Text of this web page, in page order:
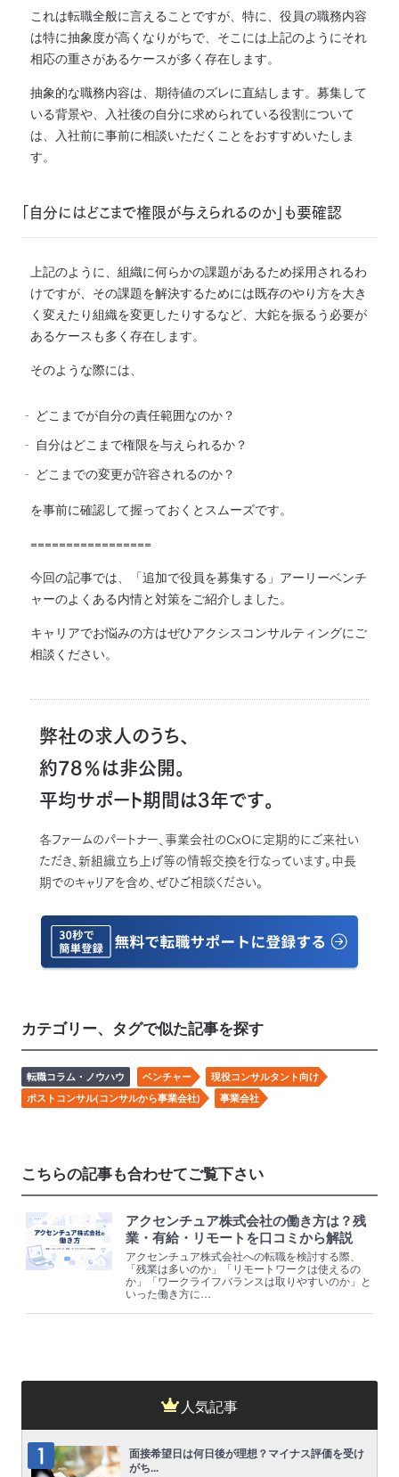
これは転職全般に言えることですが、特に、役員の職務内容
は特に抽象度が高くなりがちで、そこには上記のようにそれ
相応の重さがあるケースが多く存在します。
抽象的な職務内容は、期待値のズレに直結します。 募集して
いる背景や、入社後の自分に求められている役割について
は、入社前に事前に相談いただくことをおすすめいたしま
す。
「自分にはどこまで権限が与えられるのか」も要確認
上記のように、組織に何らかの課題があるため採用されるわ
けですが、その課題を解決するためには既存のやり方を大き
く変えたり組織を変更したりするなど、大鉈を振るう必要が
あるケースも多く存在します。
そのような際には、
どこまでが自分の責任範囲なのか？
自分はどこまで権限を与えられるか？
どこまでの変更が許容されるのか？
を事前に確認して握っておくとスムーズです。
=================
今回の記事では、「追加で役員を募集する」アーリーベンチ
ャーのよくある内情と対策をご紹介しました。
キャリアでお悩みの方はぜひアクシスコンサルティングにご
相談ください。
弊社の求人のうち、
約78％は非公開。
平均サポート期間は3年です。
各ファームのパートナー、事業会社のCxOに定期的にご来社い
ただき、新組織立ち上げ等の情報交換を行なっています。中長
期でのキャリアを含め、ぜひご相談ください。
カテゴリー、タグで似た記事を探す
転職コラム・ノウハウ ベンチャー
現役コンサルタント向け
ポストコンサル(コンサルから事業会社)
事業会社
こちらの記事も合わせてご覧下さい
アクセンチュア株式会社の働き方は？残
業・有給・リモートを口コミから解説
アクセンチュア株式会社への転職を検討する際、
「残業は多いのか」「リモートワークは使えるの
か」「ワークライフバランスは取りやすいのか」と
いった働き方に…
人気記事
面接希望日は何日後が理想？マイナス評価を受け
がち...